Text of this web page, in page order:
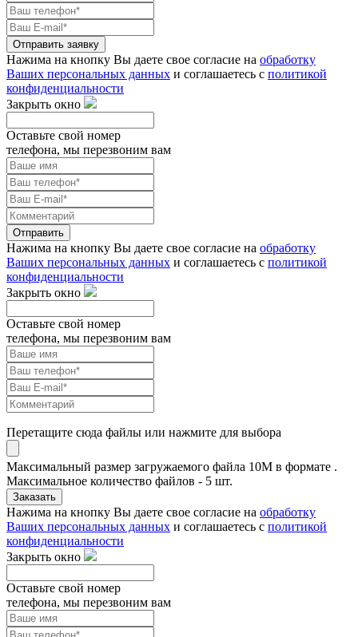
Отправить заявку
Нажима на кнопку Вы даете свое согласие на обработку
Ваших персональных данных и соглашаетесь с политикой
конфиденциальности
Закрыть окно
Оставьте свой номер
телефона, мы перезвоним вам
Отправить
Нажима на кнопку Вы даете свое согласие на обработку
Ваших персональных данных и соглашаетесь с политикой
конфиденциальности
Закрыть окно
Оставьте свой номер
телефона, мы перезвоним вам
Перетащите сюда файлы или нажмите для выбора
Максимальный размер загружаемого файла 10M в формате .
Максимальное количество файлов - 5 шт.
Заказать
Нажима на кнопку Вы даете свое согласие на обработку
Ваших персональных данных и соглашаетесь с политикой
конфиденциальности
Закрыть окно
Оставьте свой номер
телефона, мы перезвоним вам